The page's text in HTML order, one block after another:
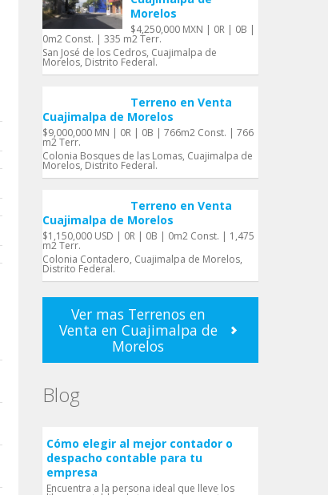
Morelos
$4,250,000 MXN | 0R | 0B |
0m2 Const. | 335 m2 Terr.
San José de los Cedros, Cuajimalpa de
Morelos, Distrito Federal.
Terreno en Venta
Cuajimalpa de Morelos
$9,000,000 MN | 0R | 0B | 766m2 Const. | 766
m2 Terr.
Colonia Bosques de las Lomas, Cuajimalpa de
Morelos, Distrito Federal.
Terreno en Venta
Cuajimalpa de Morelos
$1,150,000 USD | 0R | 0B | 0m2 Const. | 1,475
m2 Terr.
Colonia Contadero, Cuajimalpa de Morelos,
Distrito Federal.
Ver mas Terrenos en
Venta en Cuajimalpa de
Morelos
Blog
Cómo elegir al mejor contador o
despacho contable para tu
empresa
Encuentra a la persona ideal que lleve los